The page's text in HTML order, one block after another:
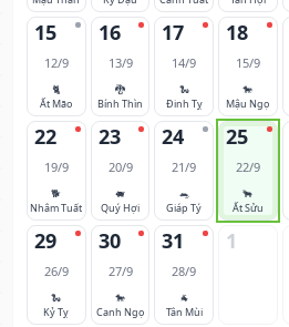
15
12/9
🐈
Ất Mão
16
13/9
🐉
Bính Thìn
17
14/9
🐍
Đinh Tỵ
18
15/9
🐎
Mậu Ngọ
22
19/9
🐕
Nhâm Tuất
23
20/9
🐖
Quý Hợi
24
21/9
🐀
Giáp Tý
25
22/9
🐂
Ất Sửu
29
26/9
🐍
Kỷ Tỵ
30
27/9
🐎
Canh Ngọ
31
28/9
🐐
Tân Mùi
1